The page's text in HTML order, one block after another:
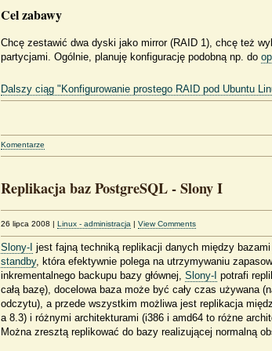
Cel zabawy
Chcę zestawić dwa dyski jako mirror (RAID 1), chcę też
partycjami. Ogólnie, planuję konfigurację podobną np. do
Dalszy ciąg "Konfigurowanie prostego RAID pod Ubuntu
Komentarze
Replikacja baz PostgreSQL - Slony I
26 lipca 2008 | Linux - administracja | View Comments
Slony-I jest fajną techniką replikacji danych między bazami
standby, która efektywnie polega na utrzymywaniu
inkrementalnego backupu bazy głównej, Slony-I potrafi
całą bazę), docelowa baza może być cały czas używana
odczytu), a przede wszystkim możliwa jest replikacja
a 8.3) i różnymi architekturami (i386 i amd64 to różne
Można zresztą replikować do bazy realizującej normalną